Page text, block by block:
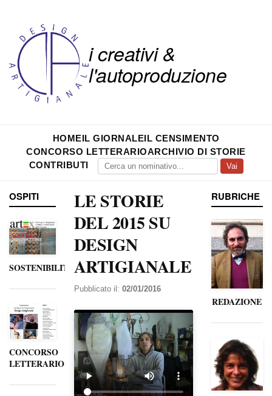
i creativi &
l'autoproduzione
HOMEIL GIORNALEIL CENSIMENTO
CONCORSO LETTERARIOARCHIVIO DI STORIE
CONTRIBUTI
Vai
OSPITI
SOSTENIBILITÀ
CONCORSO
LETTERARIO
LE STORIE
DEL 2015 SU
DESIGN
ARTIGIANALE
Pubblicato il: 02/01/2016
RUBRICHE
REDAZIONE